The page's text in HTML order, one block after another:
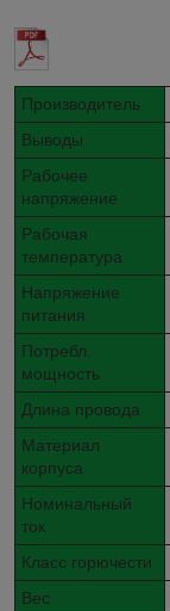
Производитель
Выводы
Рабочее
напряжение
Рабочая
температура
Напряжение
питания
Потребл.
мощность
Длина провода
Материал
корпуса
Номинальный
ток
Класс горючести
Вес